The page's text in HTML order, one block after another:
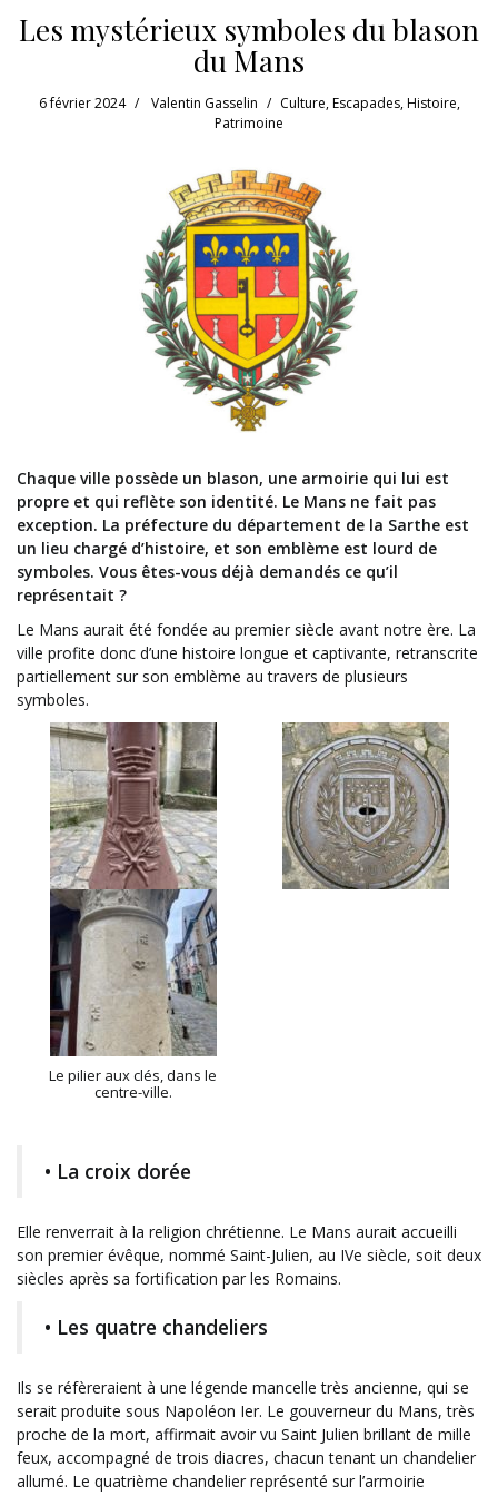
Les mystérieux symboles du blason
du Mans
6 février 2024 Valentin Gasselin Culture,Escapades,Histoire,
Patrimoine
Chaque ville possède un blason, une armoirie qui lui est
propre et qui reflète son identité. Le Mans ne fait pas
exception. La préfecture du département de la Sarthe est
un lieu chargé d’histoire, et son emblème est lourd de
symboles. Vous êtes-vous déjà demandés ce qu’il
représentait ?
Le Mans aurait été fondée au premier siècle avant notre ère. La
ville profite donc d’une histoire longue et captivante, retranscrite
partiellement sur son emblème au travers de plusieurs
symboles.
Le pilier aux clés, dans le
centre-ville.
• La croix dorée
Elle renverrait à la religion chrétienne. Le Mans aurait accueilli
son premier évêque, nommé Saint-Julien, au IVe siècle, soit deux
siècles après sa fortification par les Romains.
• Les quatre chandeliers
Ils se réfèreraient à une légende mancelle très ancienne, qui se
serait produite sous Napoléon Ier. Le gouverneur du Mans, très
proche de la mort, affirmait avoir vu Saint Julien brillant de mille
feux, accompagné de trois diacres, chacun tenant un chandelier
allumé. Le quatrième chandelier représenté sur l’armoirie